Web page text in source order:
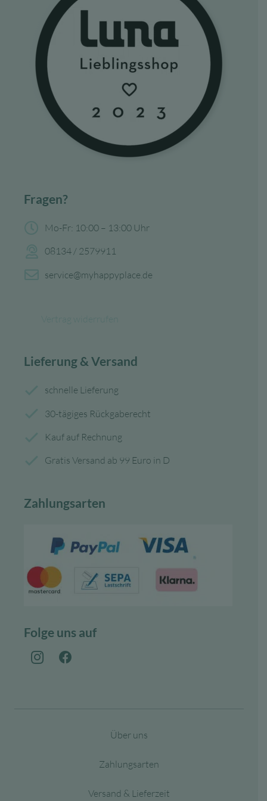
Fragen?
Mo-Fr: 10:00 – 13:00 Uhr
08134 / 2579911
service@myhappyplace.de
Lieferung & Versand
schnelle Lieferung
30-tägiges Rückgaberecht
Kauf auf Rechnung
Gratis Versand ab 99 Euro in D
Zahlungsarten
Folge uns auf
Über uns
Zahlungsarten
Versand & Lieferzeit